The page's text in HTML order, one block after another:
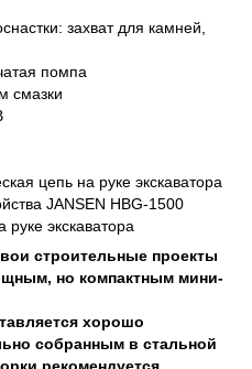
захват для камней,
помпа
смазки
цепь на руке экскаватора
JANSEN HBG-1500
экскаватора
строительные проекты
но компактным мини-
хорошо
собранным в стальной